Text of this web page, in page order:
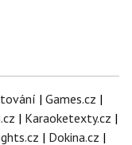
| Games.cz |
| Karaoketexty.cz |
| Dokina.cz |